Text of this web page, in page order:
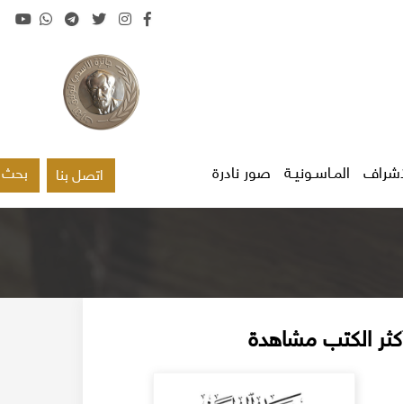
المـاسـونيـة صور نادرة اتصل بنا بحث
الكتب مشاهدة